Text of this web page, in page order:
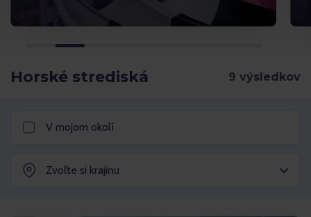
Horské strediská
V mojom okolí
Zvoľte si krajinu